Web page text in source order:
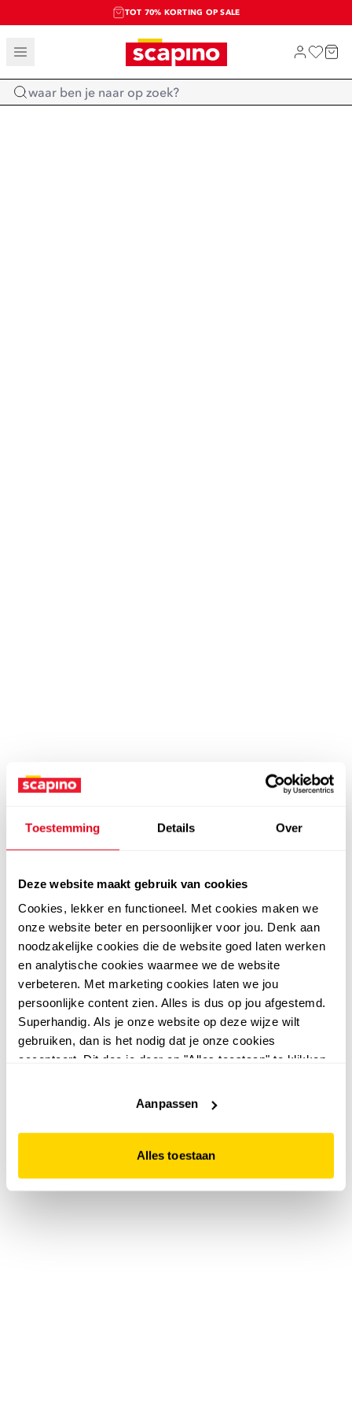
Toestemming Details Over
Deze website maakt gebruik van cookies
Cookies, lekker en functioneel. Met cookies maken we
onze website beter en persoonlijker voor jou. Denk aan
noodzakelijke cookies die de website goed laten werken
en analytische cookies waarmee we de website
verbeteren. Met marketing cookies laten we jou
persoonlijke content zien. Alles is dus op jou afgestemd.
Superhandig. Als je onze website op deze wijze wilt
gebruiken, dan is het nodig dat je onze cookies
accepteert. Dit doe je door op "Alles toestaan" te klikken.
website niet optimaal functioneert.
Aanpassen
Alles toestaan
TOT 70% KORTING OP SALE
SALE: LAATSTE KANS!
SHOP NIEUW
Home